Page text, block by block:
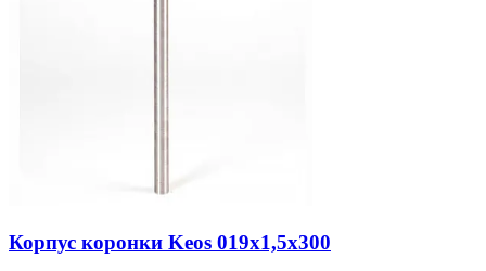
Корпус коронки Keos 019x1,5x300